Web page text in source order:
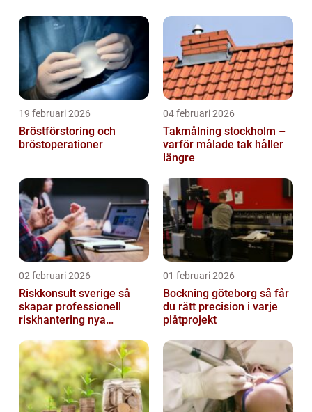
19 februari 2026
Bröstförstoring och
bröstoperationer
04 februari 2026
Takmålning stockholm –
varför målade tak håller
längre
02 februari 2026
Riskkonsult sverige så
skapar professionell
riskhantering nya
01 februari 2026
Bockning göteborg så får
du rätt precision i varje
plåtprojekt